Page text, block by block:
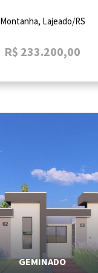
Montanha, Lajeado/RS
R$ 233.200,00
GEMINADO